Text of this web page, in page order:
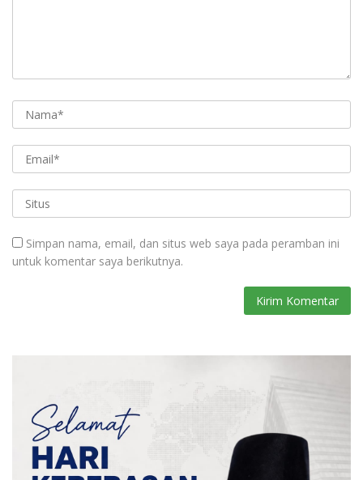
Simpan nama, email, dan situs web saya pada peramban ini
untuk komentar saya berikutnya.